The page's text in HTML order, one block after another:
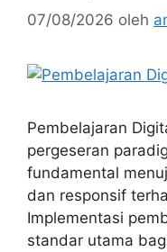
07/08/2026 oleh
Pembelajaran
pergeseran
fundamental
dan responsif
Implementasi
standar utama